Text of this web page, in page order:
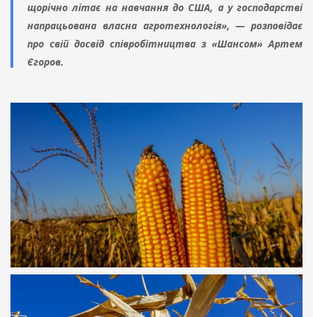
щорічно літає на навчання до США, а у господарстві
напрацьована власна агротехнологія», — розповідає
про свій досвід співробітництва з «Шансом» Артем
Єгоров.